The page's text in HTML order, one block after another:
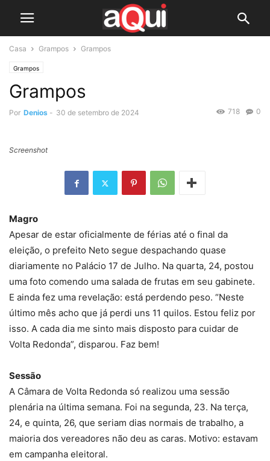
Casa Grampos Grampos
Grampos
Grampos
Por Denios - 30 de setembro de 2024 0
718
Screenshot
Magro
Apesar de estar oficialmente de férias até o final da
eleição, o prefeito Neto segue despachando quase
diariamente no Palácio 17 de Julho. Na quarta, 24, postou
uma foto comendo uma salada de frutas em seu gabinete.
E ainda fez uma revelação: está perdendo peso. “Neste
último mês acho que já perdi uns 11 quilos. Estou feliz por
isso. A cada dia me sinto mais disposto para cuidar de
Volta Redonda”, disparou. Faz bem!
Sessão
A Câmara de Volta Redonda só realizou uma sessão
plenária na última semana. Foi na segunda, 23. Na terça,
24, e quinta, 26, que seriam dias normais de trabalho, a
maioria dos vereadores não deu as caras. Motivo: estavam
em campanha eleitoral.